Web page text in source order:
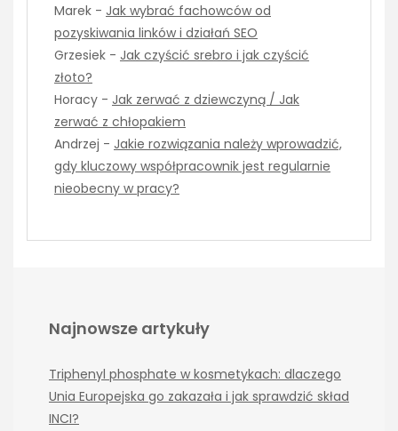
Marek - Jak wybrać fachowców od
pozyskiwania linków i działań SEO
Grzesiek - Jak czyścić srebro i jak czyścić
złoto?
Horacy - Jak zerwać z dziewczyną / Jak
zerwać z chłopakiem
Andrzej - Jakie rozwiązania należy wprowadzić,
gdy kluczowy współpracownik jest regularnie
nieobecny w pracy?
Najnowsze artykuły
Triphenyl phosphate w kosmetykach: dlaczego
Unia Europejska go zakazała i jak sprawdzić skład
INCI?